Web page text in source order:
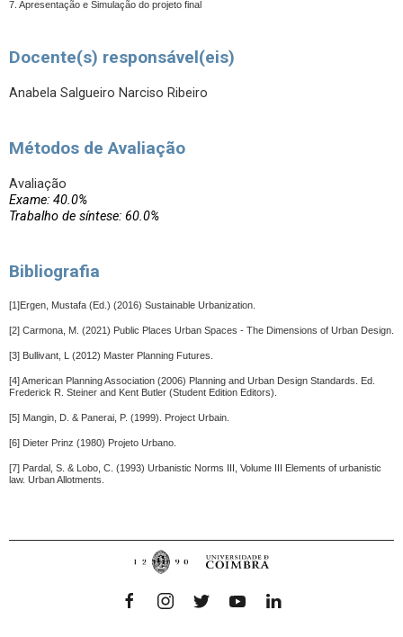
7. Apresentação e Simulação do projeto final
Docente(s) responsável(eis)
Anabela Salgueiro Narciso Ribeiro
Métodos de Avaliação
Avaliação
Exame: 40.0%
Trabalho de síntese: 60.0%
Bibliografia
[1]Ergen, Mustafa (Ed.) (2016) Sustainable Urbanization.
[2] Carmona, M. (2021) Public Places Urban Spaces - The Dimensions of Urban Design.
[3] Bullivant, L (2012) Master Planning Futures.
[4] American Planning Association (2006) Planning and Urban Design Standards. Ed.
Frederick R. Steiner and Kent Butler (Student Edition Editors).
[5] Mangin, D. & Panerai, P. (1999). Project Urbain.
[6] Dieter Prinz (1980) Projeto Urbano.
[7] Pardal, S. & Lobo, C. (1993) Urbanistic Norms III, Volume III Elements of urbanistic
law. Urban Allotments